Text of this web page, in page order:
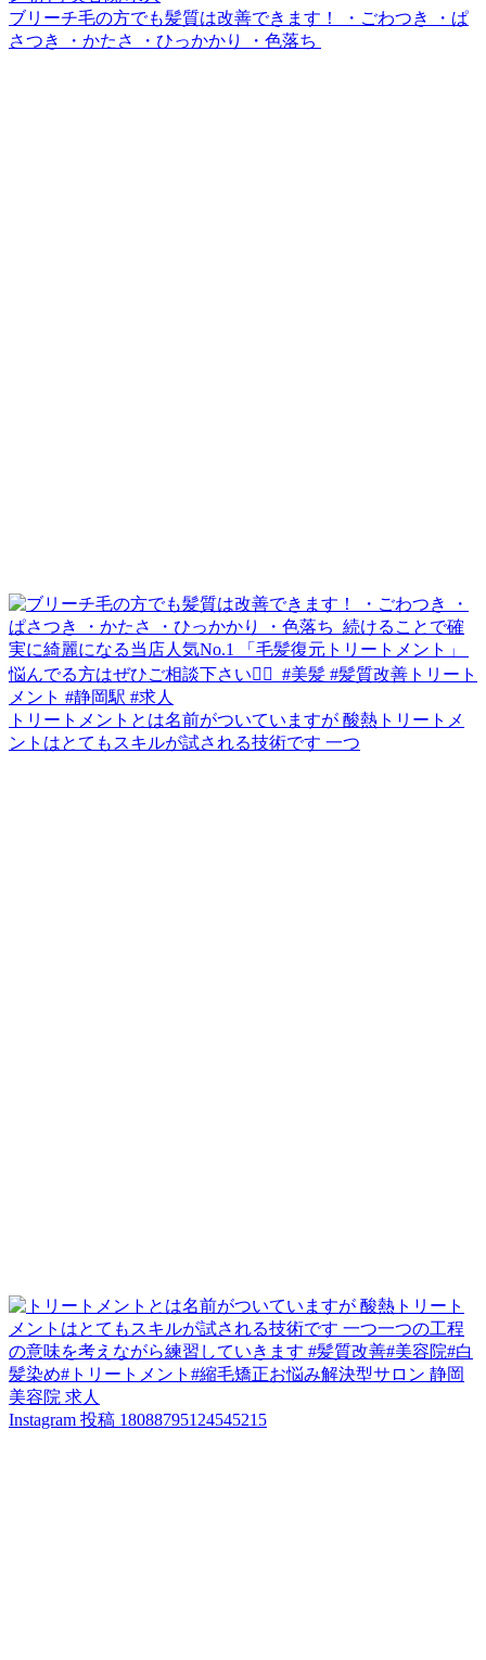
ブリーチ毛の方でも髪質は改善できます！ ・ごわつき ・ぱ
さつき ・かたさ ・ひっかかり ・色落ち ⁡
トリートメントとは名前がついていますが 酸熱トリートメ
ントはとてもスキルが試される技術です 一つ
Instagram 投稿 18088795124545215